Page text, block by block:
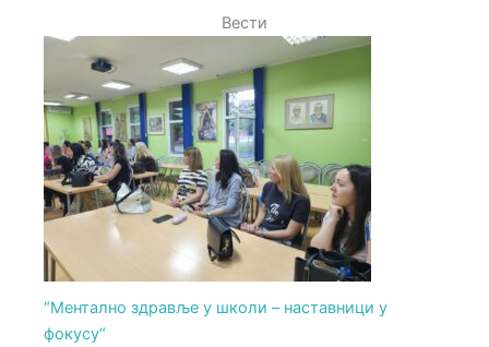
Вести
“Ментално здравље у школи – наставници у
фокусу“